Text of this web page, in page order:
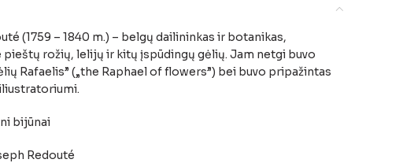
(1759 – 1840 m.) – belgų dailininkas ir botanikas,
pieštų rožių, lelijų ir kitų įspūdingų gėlių. Jam netgi buvo
Rafaelis” („the Raphael of flowers”) bei buvo pripažintas
bijūnai
Redouté